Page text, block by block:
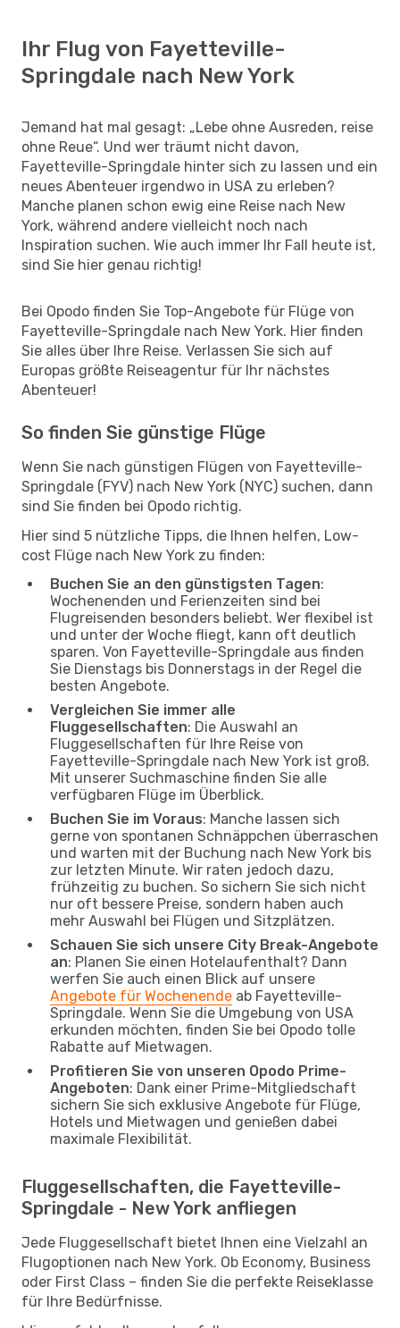
Ihr Flug von Fayetteville-
Springdale nach New York
Jemand hat mal gesagt: „Lebe ohne Ausreden, reise
ohne Reue“. Und wer träumt nicht davon,
Fayetteville-Springdale hinter sich zu lassen und ein
neues Abenteuer irgendwo in USA zu erleben?
Manche planen schon ewig eine Reise nach New
York, während andere vielleicht noch nach
Inspiration suchen. Wie auch immer Ihr Fall heute ist,
sind Sie hier genau richtig!
Bei Opodo finden Sie Top-Angebote für Flüge von
Fayetteville-Springdale nach New York. Hier finden
Sie alles über Ihre Reise. Verlassen Sie sich auf
Europas größte Reiseagentur für Ihr nächstes
Abenteuer!
So finden Sie günstige Flüge
Wenn Sie nach günstigen Flügen von Fayetteville-
Springdale (FYV) nach New York (NYC) suchen, dann
sind Sie finden bei Opodo richtig.
Hier sind 5 nützliche Tipps, die Ihnen helfen, Low-
cost Flüge nach New York zu finden:
Buchen Sie an den günstigsten Tagen:
Wochenenden und Ferienzeiten sind bei
Flugreisenden besonders beliebt. Wer flexibel ist
und unter der Woche fliegt, kann oft deutlich
sparen. Von Fayetteville-Springdale aus finden
Sie Dienstags bis Donnerstags in der Regel die
besten Angebote.
Vergleichen Sie immer alle
Fluggesellschaften: Die Auswahl an
Fluggesellschaften für Ihre Reise von
Fayetteville-Springdale nach New York ist groß.
Mit unserer Suchmaschine finden Sie alle
verfügbaren Flüge im Überblick.
Buchen Sie im Voraus: Manche lassen sich
gerne von spontanen Schnäppchen überraschen
und warten mit der Buchung nach New York bis
zur letzten Minute. Wir raten jedoch dazu,
frühzeitig zu buchen. So sichern Sie sich nicht
nur oft bessere Preise, sondern haben auch
mehr Auswahl bei Flügen und Sitzplätzen.
Schauen Sie sich unsere City Break-Angebote
an: Planen Sie einen Hotelaufenthalt? Dann
werfen Sie auch einen Blick auf unsere
Angebote für Wochenende ab Fayetteville-
Springdale. Wenn Sie die Umgebung von USA
erkunden möchten, finden Sie bei Opodo tolle
Rabatte auf Mietwagen.
Profitieren Sie von unseren Opodo Prime-
Angeboten: Dank einer Prime-Mitgliedschaft
sichern Sie sich exklusive Angebote für Flüge,
Hotels und Mietwagen und genießen dabei
maximale Flexibilität.
Fluggesellschaften, die Fayetteville-
Springdale - New York anfliegen
Jede Fluggesellschaft bietet Ihnen eine Vielzahl an
Flugoptionen nach New York. Ob Economy, Business
oder First Class – finden Sie die perfekte Reiseklasse
für Ihre Bedürfnisse.